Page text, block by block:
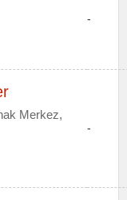
-
Merkez,
-